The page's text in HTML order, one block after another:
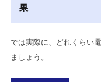
果
では実際に、どれくらい
ましょう。